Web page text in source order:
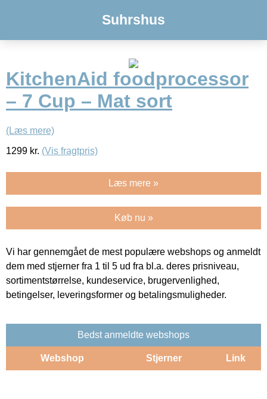
Suhrshus
KitchenAid foodprocessor
– 7 Cup – Mat sort
(Læs mere)
1299 kr. (Vis fragtpris)
Læs mere »
Køb nu »
Vi har gennemgået de mest populære webshops og anmeldt
dem med stjerner fra 1 til 5 ud fra bl.a. deres prisniveau,
sortimentstørrelse, kundeservice, brugervenlighed,
betingelser, leveringsformer og betalingsmuligheder.
Bedst anmeldte webshops
Webshop Stjerner Link